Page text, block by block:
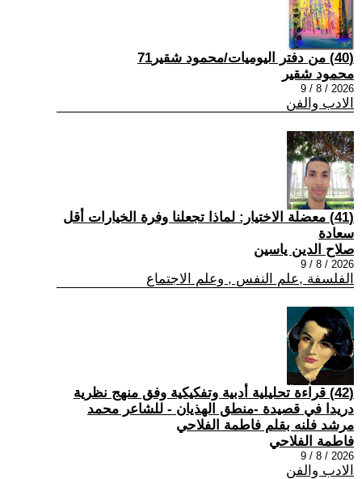
(40) من دفتر اليوميات/محمود شقير71
محمود شقير
2026 / 8 / 9
الادب والفن
(41) معضلة الاختيار: لماذا تجعلنا وفرة الخيارات أقل
سعادة
صلاح الدين ياسين
2026 / 8 / 9
الفلسفة ,علم النفس , وعلم الاجتماع
(42) قراءة تحليلية أدبية وتفكيكية وفق منهج نظرية
دريدا في قصيدة -منطق الهذيان - للشاعر محمد
مرشد فلنه بقلم فاطمة الفلاحي
فاطمة الفلاحي
2026 / 8 / 9
الادب والفن